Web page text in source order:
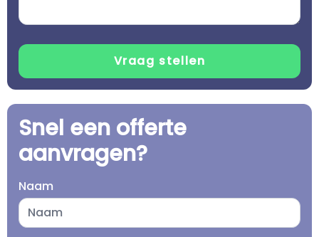
Snel een offerte
aanvragen?
Naam